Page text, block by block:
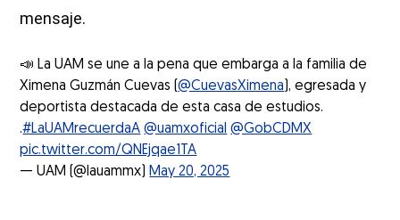
mensaje.
📣 La UAM se une a la pena que embarga a la familia de
Ximena Guzmán Cuevas (@CuevasXimena ), egresada y
deportista destacada de esta casa de estudios.
.#LaUAMrecuerdaA @uamxoficial @GobCDMX
pic.twitter.com/QNEjqae1TA
— UAM (@lauammx) May 20, 2025